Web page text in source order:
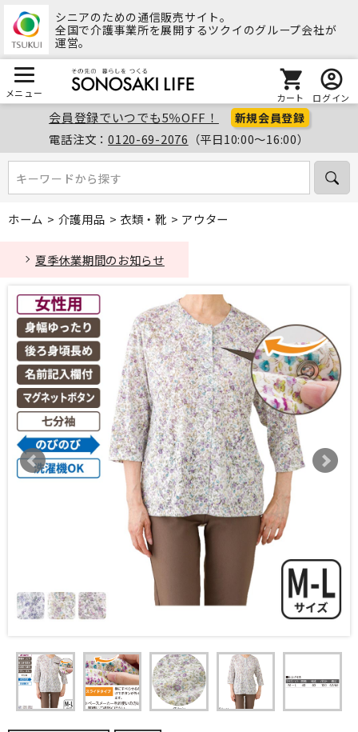
シニアのための通信販売サイト。
全国で介護事業所を展開するツクイのグループ会社が
運営。
メニュー カート ログイン
会員登録でいつでも5％OFF！ 新規会員登録
電話注文：0120-69-2076 （平日10:00～16:00）
キーワードから探す
キーワードから探す
ホーム > 介護用品 > 衣類・靴 > アウター
夏季休業期間のお知らせ